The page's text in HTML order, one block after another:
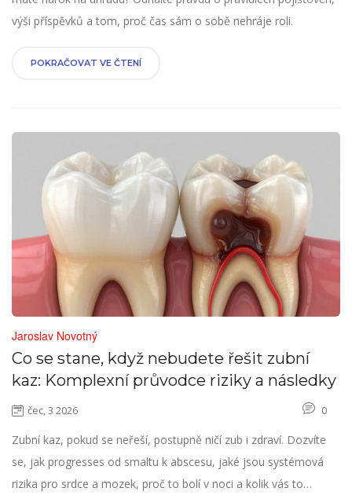
výši příspěvků a tom, proč čas sám o sobě nehráje roli.
POKRAČOVAT VE ČTENÍ
Jaroslav Novotný
Co se stane, když nebudete řešit zubní
kaz: Komplexní průvodce riziky a následky
čec, 3 2026 0
Zubní kaz, pokud se neřeší, postupně ničí zub i zdraví. Dozvíte
se, jak progresses od smaltu k abscesu, jaké jsou systémová
rizika pro srdce a mozek, proč to bolí v noci a kolik vás to